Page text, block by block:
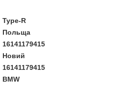
Type-R
Польща
16141179415
Новий
16141179415
BMW